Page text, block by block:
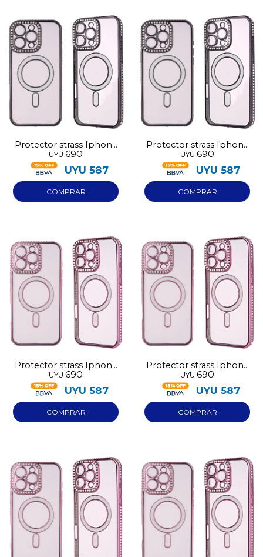
Protector strass Iphone
13 negro
UYU 690
UYU 587
Protector strass Iphone
17 negro
UYU 690
UYU 587
Protector strass Iphone
16 rosa
UYU 690
UYU 587
Protector strass Iphone
16 Pro Max rosa
UYU 690
UYU 587